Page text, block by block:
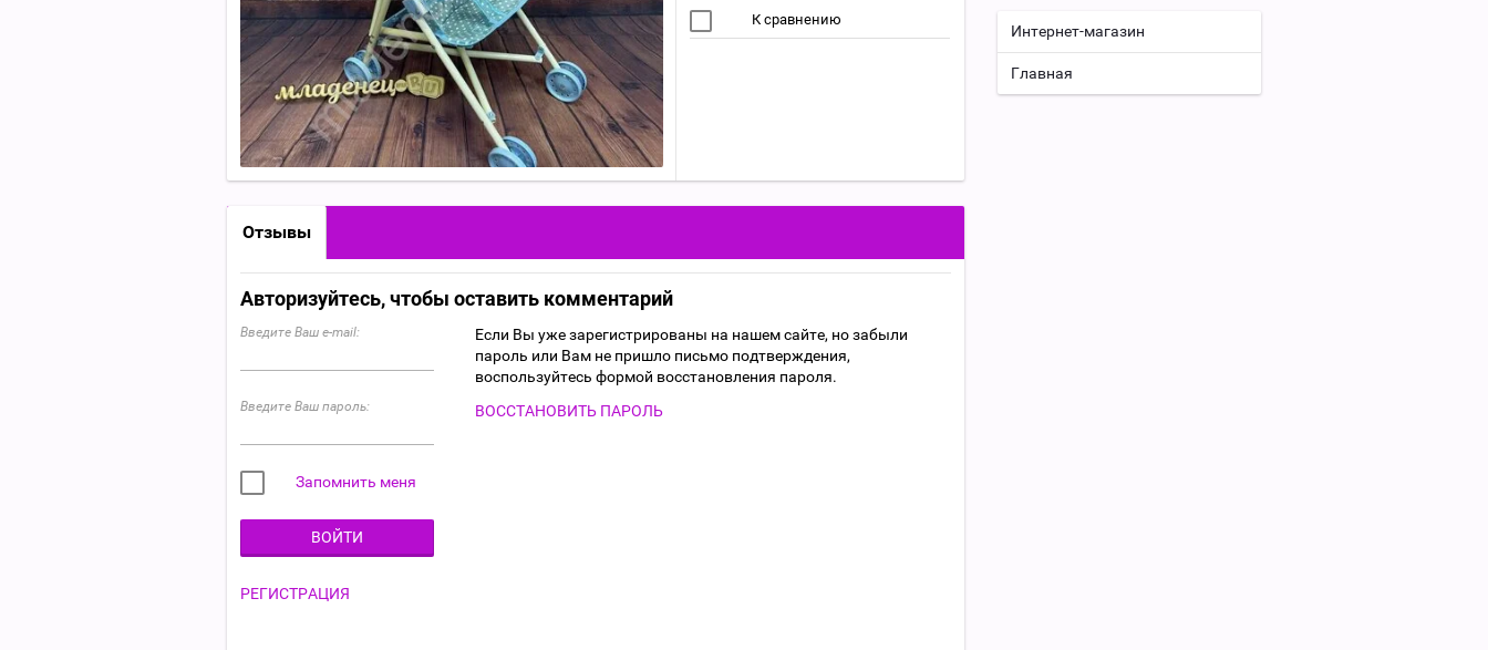
К сравнению
Отзывы
Авторизуйтесь, чтобы оставить комментарий
Введите Ваш e-mail:
Введите Ваш пароль:
Запомнить меня
ВОЙТИ
РЕГИСТРАЦИЯ
Если Вы уже зарегистрированы на нашем сайте, но забыли
пароль или Вам не пришло письмо подтверждения,
воспользуйтесь формой восстановления пароля.
ВОССТАНОВИТЬ ПАРОЛЬ
Интернет-магазин
Главная